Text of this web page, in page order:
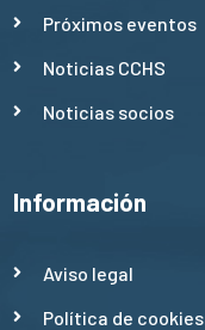
Próximos eventos
Noticias CCHS
Noticias socios
Información
Aviso legal
Política de cookies